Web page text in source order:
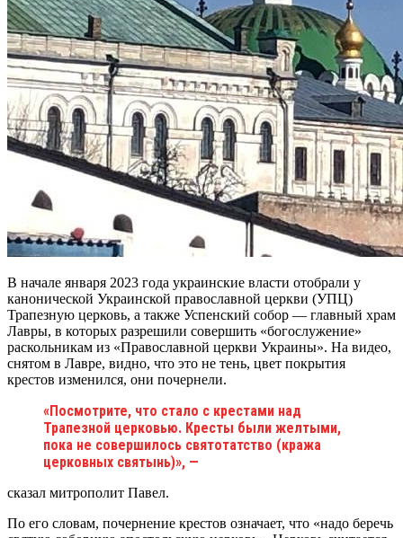
В начале января 2023 года украинские власти отобрали у
канонической Украинской православной церкви (УПЦ)
Трапезную церковь, а также Успенский собор — главный храм
Лавры, в которых разрешили совершить «богослужение»
раскольникам из «Православной церкви Украины». На видео,
снятом в Лавре, видно, что это не тень, цвет покрытия
крестов изменился, они почернели.
«Посмотрите, что стало с крестами над
Трапезной церковью. Кресты были желтыми,
пока не совершилось святотатство (кража
церковных святынь)», —
сказал митрополит Павел.
По его словам, почернение крестов означает, что «надо беречь